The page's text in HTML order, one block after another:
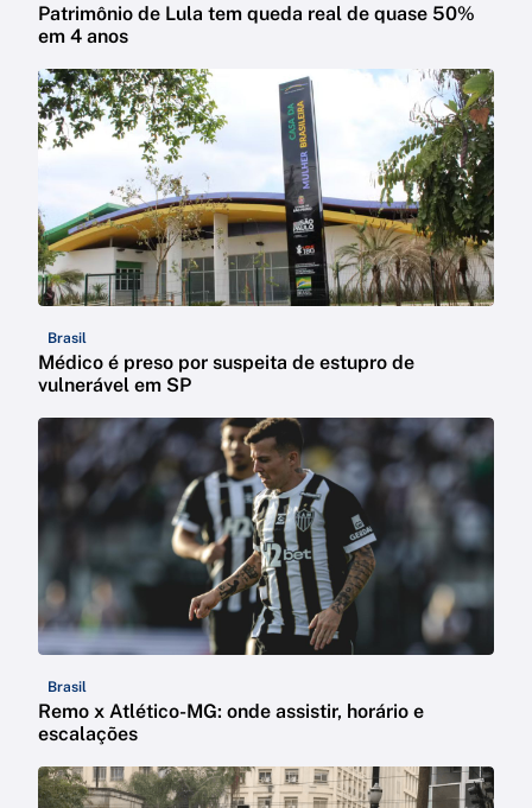
Patrimônio de Lula tem queda real de quase 50%
em 4 anos
Brasil
Médico é preso por suspeita de estupro de
vulnerável em SP
Brasil
Remo x Atlético-MG: onde assistir, horário e
escalações